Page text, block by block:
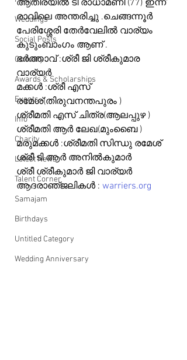
Weddings
Social Posts
Obituary
Awards & Scholarships
Events
Info
Charity
Latest News
Talent Corner
Samajam
Birthdays
Untitled Category
Wedding Anniversary
ആതിരയിൽ ടി രാധാമണി (77) ഇന്ന്
രാവിലെ അന്തരിച്ചു .ചെങ്ങന്നൂർ
പേരിശ്ശേരി തേർവേലിൽ വാര്യം
കുടുംബാംഗം ആണ് .
ഭർത്താവ് :ശ്രീ ജി ശ്രീകുമാര
വാര്യർ
മക്കൾ :ശ്രീ എസ്
രമേശ്(തിരുവനന്തപുരം )
ശ്രീമതി എസ് ചിത്ര(ആലപ്പുഴ )
ശ്രീമതി ആർ ലേഖ(മുംബൈ )
മരുമക്കൾ :ശ്രീമതി സിന്ധു രമേശ്
ശ്രീ ടി ആർ അനിൽകുമാർ
ശ്രീ ശ്രീകുമാർ ജി വാര്യർ
ആദരാഞ്‌ജലികൾ : warriers.org